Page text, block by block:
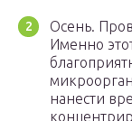
Осень.
Именно
нанести